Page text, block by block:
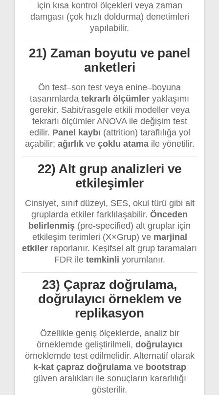
için kısa kontrol ölçekleri veya zaman
damgası (çok hızlı doldurma) denetimleri
yapılabilir.
21) Zaman boyutu ve panel
anketleri
Ön test–son test veya enine–boyuna
tasarımlarda tekrarlı ölçümler yaklaşımı
gerekir. Sabit/rasgele etkili modeller veya
tekrarlı ölçümler ANOVA ile değişim test
edilir. Panel kaybı (attrition) taraflılığa yol
açabilir; ağırlıkve çoklu atamaile yönetilir.
22) Alt grup analizleri ve
etkileşimler
Cinsiyet, sınıf düzeyi, SES, okul türü gibi alt
gruplarda etkiler farklılaşabilir. Önceden
belirlenmiş (pre-specified) alt gruplar için
etkileşim terimleri (X×Grup) ve marjinal
etkiler raporlanır. Keşifsel alt grup taramaları
FDR ile temkinli yorumlanır.
23) Çapraz doğrulama,
doğrulayıcı örneklem ve
replikasyon
Özellikle geniş ölçeklerde, analiz bir
örneklemde geliştirilmeli, doğrulayıcı
örneklemde test edilmelidir. Alternatif olarak
k-kat çapraz doğrulamave bootstrap
güven aralıkları ile sonuçların kararlılığı
gösterilir.